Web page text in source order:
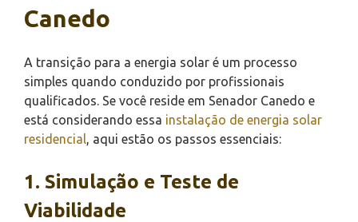
Canedo
A transição para a energia solar é um processo
simples quando conduzido por profissionais
qualificados. Se você reside em Senador Canedo e
está considerando essa instalação de energia solar
residencial
, aqui estão os passos essenciais:
1. Simulação e Teste de
Viabilidade